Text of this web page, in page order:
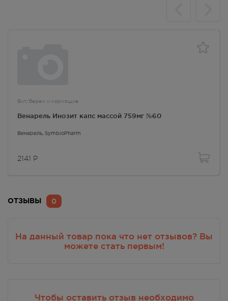
Вит/берем и кормящие
Венарель Инозит капс массой 759мг №60
Венарель, SymbioPharm
2141 Р
0
ОТЗЫВЫ
Чтобы оставить отзыв необходимо
На данный товар пока что нет отзывов? Вы
можете стать первым!